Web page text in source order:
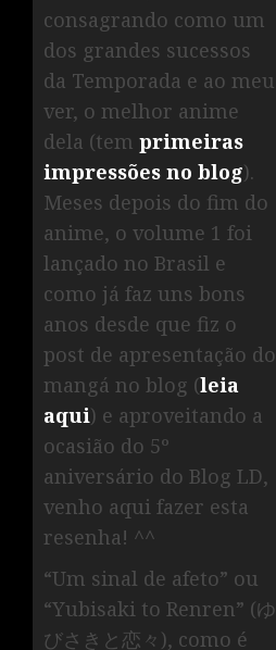
consagrando como um
dos grandes sucessos
da Temporada e ao meu
ver, o melhor anime
dela (tem primeiras
impressões no blog).
Meses depois do fim do
anime, o volume 1 foi
lançado no Brasil e
como já faz uns bons
anos desde que fiz o
post de apresentação do
mangá no blog (leia
aqui) e aproveitando a
ocasião do 5º
aniversário do Blog LD,
venho aqui fazer esta
resenha! ^^
“Um sinal de afeto” ou
“Yubisaki to Renren” (ゆ
びさきと恋々), como é